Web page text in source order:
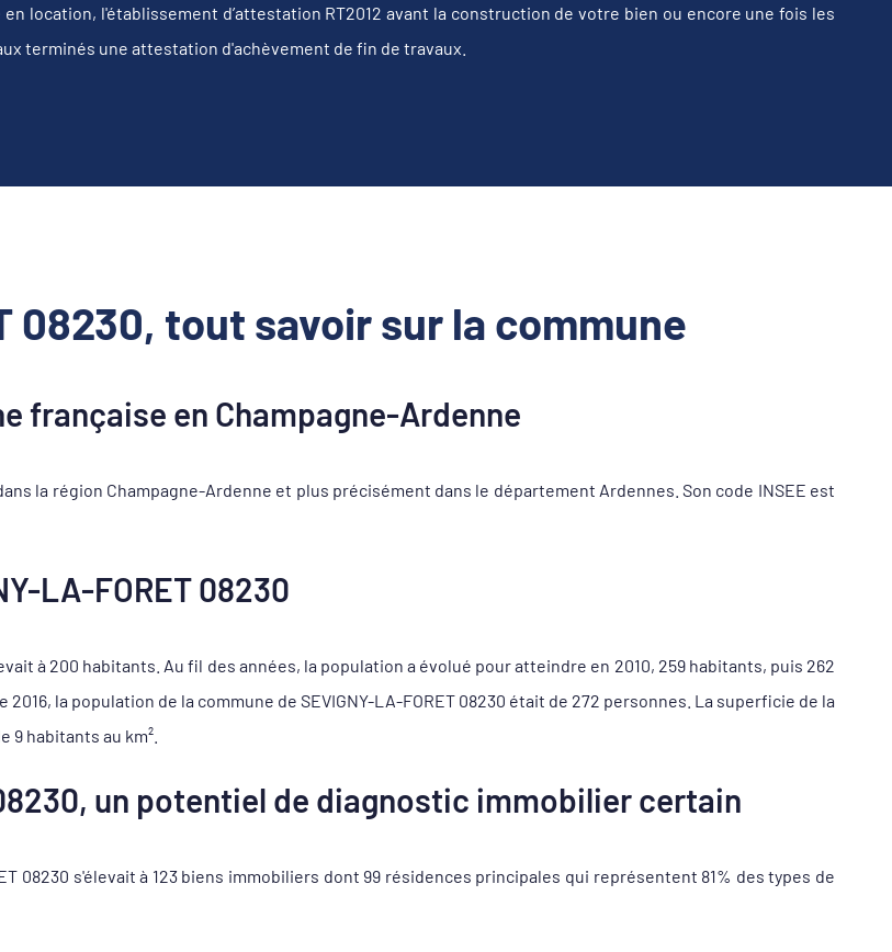
en location, l'établissement d’attestation RT2012 avant la construction de votre bien ou encore une fois les
terminés une attestation d'achèvement de fin de travaux.
08230, tout savoir sur la commune
française en Champagne-Ardenne
la région Champagne-Ardenne et plus précisément dans le département Ardennes. Son code INSEE est
LA-FORET 08230
à 200 habitants. Au fil des années, la population a évolué pour atteindre en 2010, 259 habitants, puis 262
la population de la commune de SEVIGNY-LA-FORET 08230 était de 272 personnes. La superficie de la
9 habitants au km².
un potentiel de diagnostic immobilier certain
08230 s'élevait à 123 biens immobiliers dont 99 résidences principales qui représentent 81% des types de